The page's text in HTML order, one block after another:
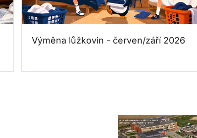
Výměna lůžkovin - červen/září 2026